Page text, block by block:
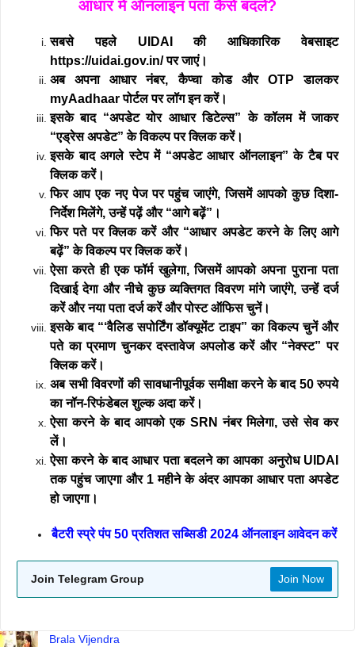
आधार में ऑनलाइन पता कैसे बदलें?
सबसे पहले UIDAI की आधिकारिक वेबसाइट
https://uidai.gov.in/ पर जाएं।
अब अपना आधार नंबर, कैप्चा कोड और OTP डालकर
myAadhaar पोर्टल पर लॉग इन करें।
इसके बाद “अपडेट योर आधार डिटेल्स” के कॉलम में जाकर
“एड्रेस अपडेट” के विकल्प पर क्लिक करें।
इसके बाद अगले स्टेप में “अपडेट आधार ऑनलाइन” के टैब पर
क्लिक करें।
फिर आप एक नए पेज पर पहुंच जाएंगे, जिसमें आपको कुछ दिशा-
निर्देश मिलेंगे, उन्हें पढ़ें और “आगे बढ़ें”।
फिर पते पर क्लिक करें और “आधार अपडेट करने के लिए आगे
बढ़ें” के विकल्प पर क्लिक करें।
ऐसा करते ही एक फॉर्म खुलेगा, जिसमें आपको अपना पुराना पता
दिखाई देगा और नीचे कुछ व्यक्तिगत विवरण मांगे जाएंगे, उन्हें दर्ज
करें और नया पता दर्ज करें और पोस्ट ऑफिस चुनें।
इसके बाद “‘वैलिड सपोर्टिंग डॉक्यूमेंट टाइप” का विकल्प चुनें और
पते का प्रमाण चुनकर दस्तावेज अपलोड करें और “नेक्स्ट” पर
क्लिक करें।
अब सभी विवरणों की सावधानीपूर्वक समीक्षा करने के बाद 50 रुपये
का नॉन-रिफंडेबल शुल्क अदा करें।
ऐसा करने के बाद आपको एक SRN नंबर मिलेगा, उसे सेव कर
लें।
ऐसा करने के बाद आधार पता बदलने का आपका अनुरोध UIDAI
तक पहुंच जाएगा और 1 महीने के अंदर आपका आधार पता अपडेट
हो जाएगा।
बैटरी स्प्रे पंप 50 प्रतिशत सब्सिडी 2024 ऑनलाइन आवेदन करें
Join Telegram Group Join Now
Brala Vijendra